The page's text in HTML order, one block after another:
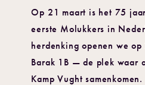
Op 21 maart is het 75
eerste Molukkers in
herdenking openen we
Barak 1B — de plek waar
Kamp Vught samenkomen.